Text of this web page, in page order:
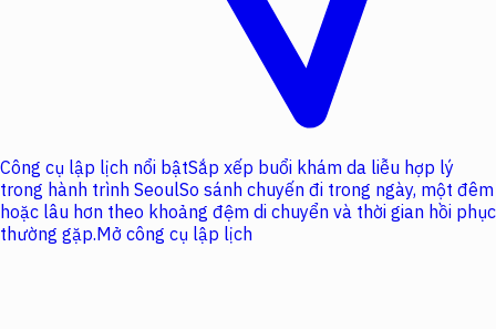
Công cụ lập lịch nổi bậtSắp xếp buổi khám da liễu hợp lý
trong hành trình SeoulSo sánh chuyến đi trong ngày, một đêm
hoặc lâu hơn theo khoảng đệm di chuyển và thời gian hồi phục
thường gặp.Mở công cụ lập lịch